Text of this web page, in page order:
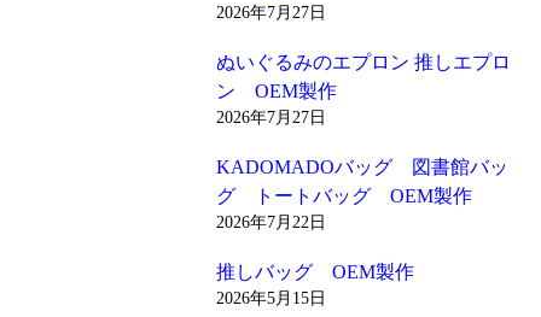
2026年7月27日
ぬいぐるみのエプロン 推しエプロ
ン OEM製作
2026年7月27日
KADOMADOバッグ 図書館バッ
グ トートバッグ OEM製作
2026年7月22日
推しバッグ OEM製作
2026年5月15日